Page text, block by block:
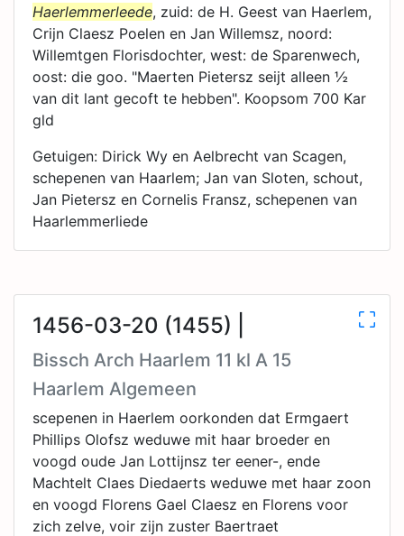
Haerlemmerleede, zuid: de H. Geest van Haerlem,
Crijn Claesz Poelen en Jan Willemsz, noord:
Willemtgen Florisdochter, west: de Sparenwech,
oost: die goo. "Maerten Pietersz seijt alleen ½
van dit lant gecoft te hebben". Koopsom 700 Kar
gld
Getuigen: Dirick Wy en Aelbrecht van Scagen,
schepenen van Haarlem; Jan van Sloten, schout,
Jan Pietersz en Cornelis Fransz, schepenen van
Haarlemmerliede
1456-03-20 (1455) |
Bissch Arch Haarlem 11 kl A 15
Haarlem Algemeen
scepenen in Haerlem oorkonden dat Ermgaert
Phillips Olofsz weduwe mit haar broeder en
voogd oude Jan Lottijnsz ter eener-, ende
Machtelt Claes Diedaerts weduwe met haar zoon
en voogd Florens Gael Claesz en Florens voor
zich zelve, voir zijn zuster Baertraet